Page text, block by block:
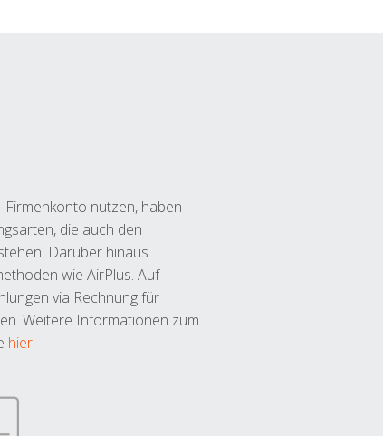
Firmenkonto nutzen, haben
die auch den
Darüber hinaus
wie AirPlus. Auf
via Rechnung für
Weitere Informationen zum
hier.